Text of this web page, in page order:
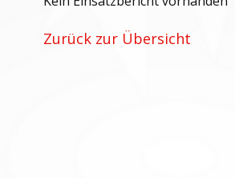
Zurück zur Übersicht